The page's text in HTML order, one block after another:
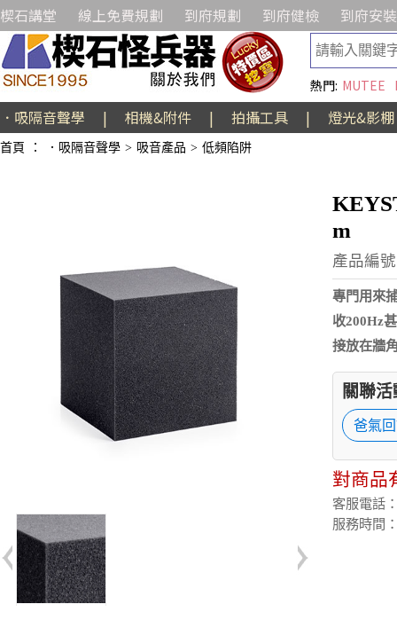
楔石講堂 線上免費規劃 到府規劃 到府健檢 到府安裝
熱門: MUTEE
．吸隔音聲學 | 相機&附件 | 拍攝工具 | 燈光&影棚
首頁 ： ．吸隔音聲學 > 吸音產品 > 低頻陷阱
m
產品編
專門用來
收200Hz
接放在牆
關聯
爸氣
對商品
客服電話
服務時間